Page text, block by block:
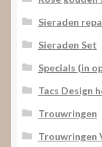
Sieraden
Sieraden Set
Specials (in
Tacs Design
Trouwringen
Trouwringen